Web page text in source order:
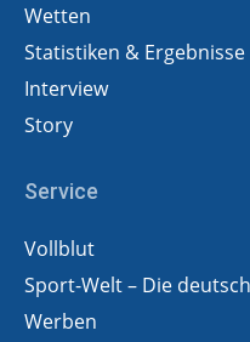
Wetten
Statistiken & Ergebnisse
Interview
Story
Service
Vollblut
Sport-Welt – Die
Werben